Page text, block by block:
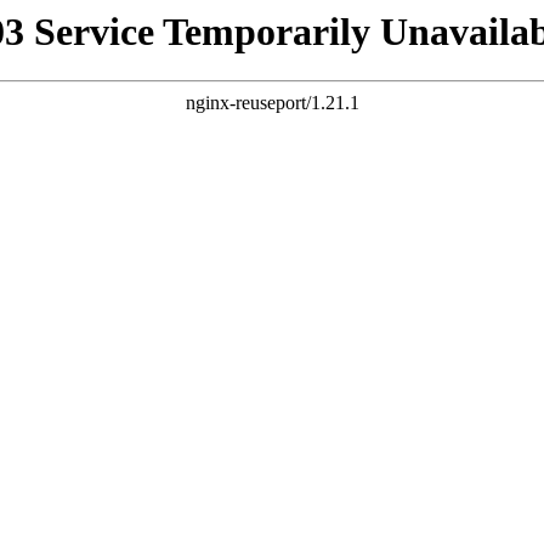
Service Temporarily
nginx-reuseport/1.21.1